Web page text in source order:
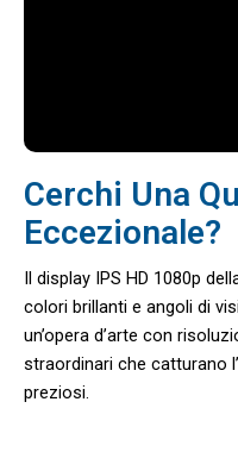
Cerchi Una
Eccezionale?
Il display IPS HD 1080p
colori brillanti e angoli di
un’opera d’arte con
straordinari che catturano
preziosi.